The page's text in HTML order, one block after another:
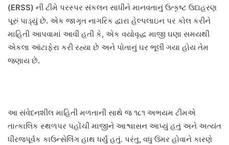
(ERSS) ની ટીમે પરસ્પર સંકલન સાધીને માનવતાનું ઉત્કૃષ્ટ ઉદાહરણ
પૂરું પાડ્યું છે. એક જાગૃત નાગરિક દ્વારા હેલ્પલાઇન પર કોલ કરીને
માહિતી આપવામાં આવી હતી કે, એક વયોવૃદ્ધ માજી ઘણા સમયથી
એકલા આંટાફેરા કરી રહ્યા છે અને પોતાનું ઘર ભૂલી ગયા હોય તેમ
જણાય છે.
આ સંવેદનશીલ માહિતી મળતાની સાથે જ ૧૮૧ અભયમ ટીમએ
તાત્કાલિક સ્થળપર પહોંચી માજીને આશ્વાસન આપ્યું હતું અને અત્યંત
ધીરજપૂર્વક કાઉન્સેલિંગ હાથ ધર્યું હતું. પરંતુ, વધુ ઉંમર હોવાને કારણે